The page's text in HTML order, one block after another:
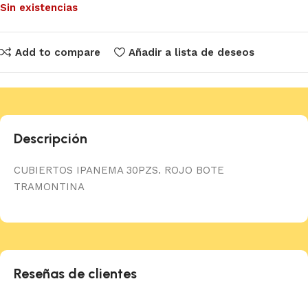
Sin existencias
Add to compare Añadir a lista de deseos
Descripción
CUBIERTOS IPANEMA 30PZS. ROJO BOTE
TRAMONTINA
Reseñas de clientes